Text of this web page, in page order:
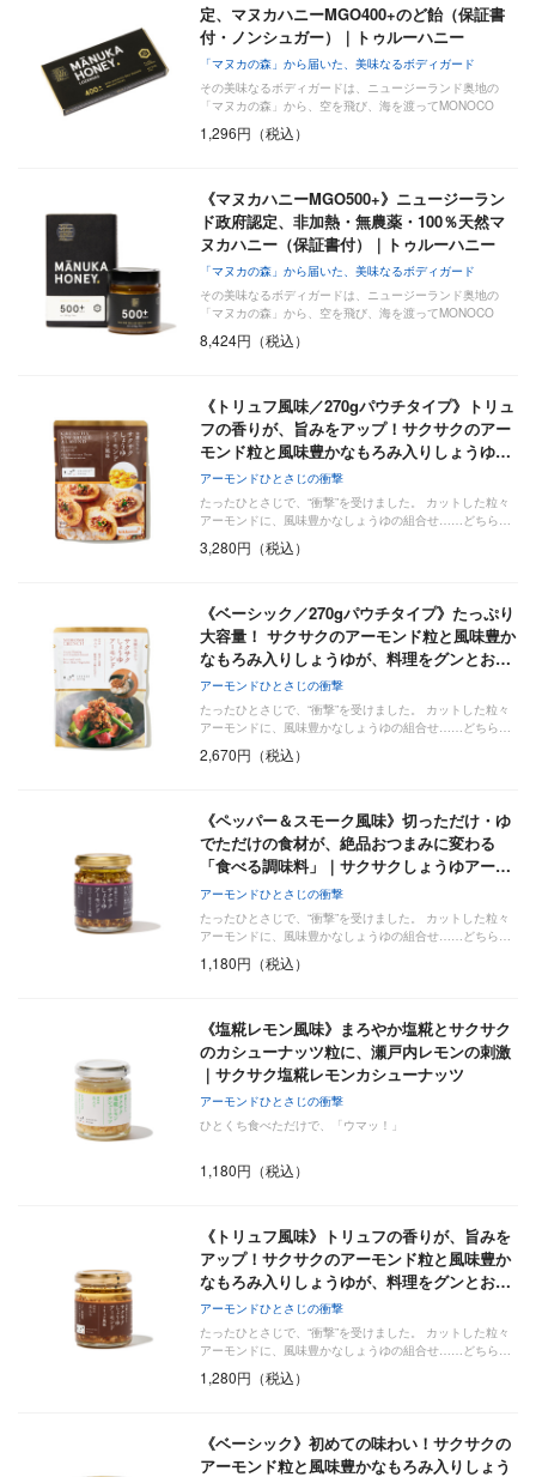
定、マヌカハニーMGO400+のど飴（保証書
付・ノンシュガー）｜トゥルーハニー
「マヌカの森」から届いた、美味なるボディガード
その美味なるボディガードは、ニュージーランド奥地の
「マヌカの森」から、空を飛び、海を渡ってMONOCO
1,296円（税込）
《マヌカハニーMGO500+》ニュージーラン
ド政府認定、非加熱・無農薬・100％天然マ
ヌカハニー（保証書付）｜トゥルーハニー
「マヌカの森」から届いた、美味なるボディガード
その美味なるボディガードは、ニュージーランド奥地の
「マヌカの森」から、空を飛び、海を渡ってMONOCO
8,424円（税込）
《トリュフ風味／270gパウチタイプ》トリュ
フの香りが、旨みをアップ！サクサクのアー
モンド粒と風味豊かなもろみ入りしょうゆ…
アーモンドひとさじの衝撃
たったひとさじで、“衝撃”を受けました。 カットした粒々
アーモンドに、風味豊かなしょうゆの組合せ……どちら…
3,280円（税込）
《ベーシック／270gパウチタイプ》たっぷり
大容量！ サクサクのアーモンド粒と風味豊か
なもろみ入りしょうゆが、料理をグンとお…
アーモンドひとさじの衝撃
たったひとさじで、“衝撃”を受けました。 カットした粒々
アーモンドに、風味豊かなしょうゆの組合せ……どちら…
2,670円（税込）
《ペッパー＆スモーク風味》切っただけ・ゆ
でただけの食材が、絶品おつまみに変わる
「食べる調味料」｜サクサクしょうゆアー…
アーモンドひとさじの衝撃
たったひとさじで、“衝撃”を受けました。 カットした粒々
アーモンドに、風味豊かなしょうゆの組合せ……どちら…
1,180円（税込）
《塩糀レモン風味》まろやか塩糀とサクサク
のカシューナッツ粒に、瀬戸内レモンの刺激
｜サクサク塩糀レモンカシューナッツ
アーモンドひとさじの衝撃
ひとくち食べただけで、「ウマッ！」
1,180円（税込）
《トリュフ風味》トリュフの香りが、旨みを
アップ！サクサクのアーモンド粒と風味豊か
なもろみ入りしょうゆが、料理をグンとお…
アーモンドひとさじの衝撃
たったひとさじで、“衝撃”を受けました。 カットした粒々
アーモンドに、風味豊かなしょうゆの組合せ……どちら…
1,280円（税込）
《ベーシック》初めての味わい！サクサクの
アーモンド粒と風味豊かなもろみ入りしょう